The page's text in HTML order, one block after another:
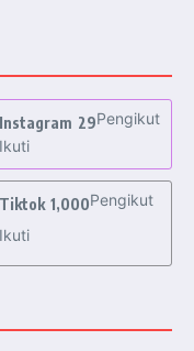
Instagram 29Pengikut
Ikuti
Tiktok 1,000Pengikut
Ikuti